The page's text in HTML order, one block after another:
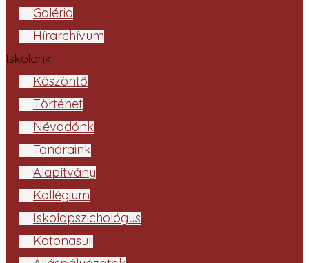
Galéria
Hírarchívum
Iskolánk
Köszöntő
Történet
Névadónk
Tanáraink
Alapítvány
Kollégium
Iskolapszichológus
Katonasuli